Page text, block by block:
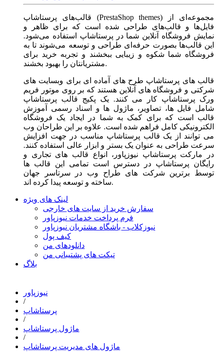
قالب‌های پرستاشاپ (PrestaShop themes) مجموعه‌ای از
فایل‌ها و قالب‌های طراحی شده است که برای ظاهر و
نمایش فروشگاه آنلاین شما در پرستاشاپ استفاده می‌شود.
این قالب‌ها بصورت حرفه‌ای طراحی و توسعه می‌شوند تا به
فروشگاه شما شکوه و زیبایی ببخشند و تجربه خرید برای
مشتریانتان را بهبود بخشند.
قالب های پرستاشاپ طرح های آماده ای برای وبسایت های
شرکتی و فروشگاه های آنلاین هستند که بر روی موتور فریم
ورک پرستاشاپ کار می کنند. یک پکیج قالب پرستاشاپ
شامل فایل ها، تصاویر، ماژول ها و اسناد رسمی آموزش
قالب است که برای کمک به شما در ایجاد یک فروشگاه
الکترونیکی کامل فراهم شده است. علاوه بر این طراحان وب
می توانند از یک قالب پرستاشاپ مناسب در جهت افزایش
سرعت طراحی به عنوان یک بستر و ابزار عالی استفاده کنند.
در مارکت پرستاشاپ نیوزپاور، انواع قالب های تجاری و
رایگان پرستاشاپ در دسترس است تمامی این قالب ها
توسط برترین شرکت های طراح وب در سرتاسر جهان
ساخته و توسعه پیدا کرده اند.
لینک های ویژه
سفارش خرید از سایت های خارجی
فرم پرداخت خدمات نیوزپاور
نیوزکلاب - باشگاه مشتریان نیوزپاور
کیف پول
دانلودهای من
تیکت های پشتیبانی من
بلاگ
نیوزپاور
/
پرستاشاپ
/
ماژول پرستاشاپ
/
ماژول های مدیریت پرستاشاپ